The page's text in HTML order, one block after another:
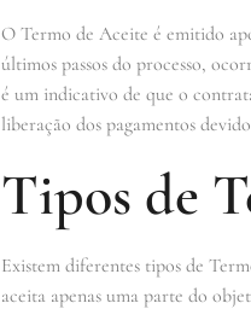
O Termo de Aceite é emitido
últimos passos do processo,
é um indicativo de que o
liberação dos pagamentos
Tipos de
Existem diferentes tipos de
aceita apenas uma parte do